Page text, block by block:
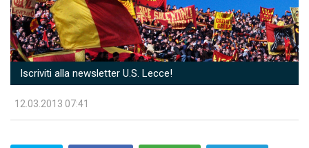
Iscriviti alla newsletter U.S. Lecce!
12.03.2013 07:41